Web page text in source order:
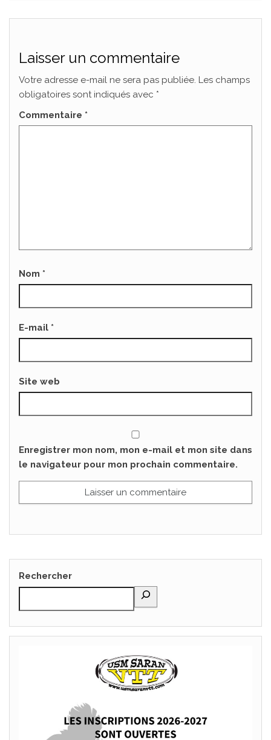
Laisser un commentaire
Votre adresse e-mail ne sera pas publiée. Les champs
obligatoires sont indiqués avec *
Commentaire *
Nom *
E-mail *
Site web
Enregistrer mon nom, mon e-mail et mon site dans
le navigateur pour mon prochain commentaire.
Rechercher